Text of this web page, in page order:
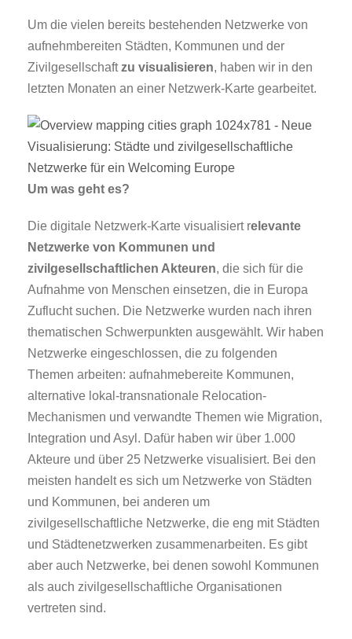
Um die vielen bereits bestehenden Netzwerke von
aufnehmbereiten Städten, Kommunen und der
Zivilgesellschaftzu visualisieren, haben wir in den
letzten Monaten an einer Netzwerk-Karte gearbeitet.
Um was geht es?
Die digitale Netzwerk-Karte visualisiert relevante
Netzwerke von Kommunen und
zivilgesellschaftlichen Akteuren, die sich für die
Aufnahme von Menschen einsetzen, die in Europa
Zuflucht suchen. Die Netzwerke wurden nach ihren
thematischen Schwerpunkten ausgewählt. Wir haben
Netzwerke eingeschlossen, die zu folgenden
Themen arbeiten: aufnahmebereite Kommunen,
alternative lokal-transnationale Relocation-
Mechanismen und verwandte Themen wie Migration,
Integration und Asyl. Dafür haben wir über 1.000
Akteure und über 25 Netzwerke visualisiert. Bei den
meisten handelt es sich um Netzwerke von Städten
und Kommunen, bei anderen um
zivilgesellschaftliche Netzwerke, die eng mit Städten
und Städtenetzwerken zusammenarbeiten. Es gibt
aber auch Netzwerke, bei denen sowohl Kommunen
als auch zivilgesellschaftliche Organisationen
vertreten sind.